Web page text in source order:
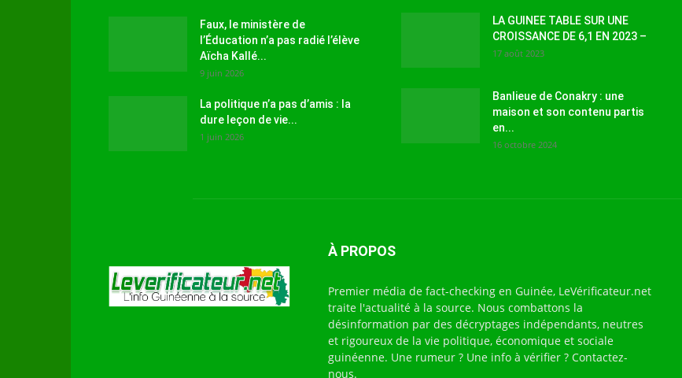
Faux, le ministère de
l’Éducation n’a pas radié l’élève
Aïcha Kallé...
9 juin 2026
La politique n’a pas d’amis : la
dure leçon de vie...
1 juin 2026
LA GUINEE TABLE SUR UNE
CROISSANCE DE 6,1 EN 2023 –
17 août 2023
Banlieue de Conakry : une
maison et son contenu partis
en...
16 octobre 2024
À PROPOS
Premier média de fact-checking en Guinée, LeVérificateur.net
traite l'actualité à la source. Nous combattons la
désinformation par des décryptages indépendants, neutres
et rigoureux de la vie politique, économique et sociale
guinéenne. Une rumeur ? Une info à vérifier ? Contactez-
nous.